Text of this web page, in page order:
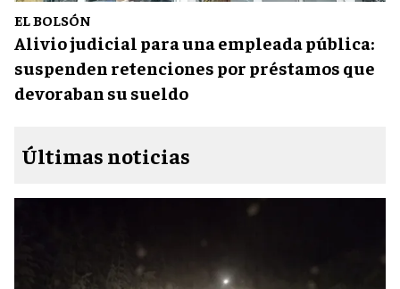
EL BOLSÓN
Alivio judicial para una empleada pública:
suspenden retenciones por préstamos que
devoraban su sueldo
Últimas noticias